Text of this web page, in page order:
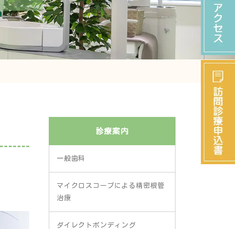
診療案内
一般歯科
マイクロスコープによる精密根管
治療
ダイレクトボンディング